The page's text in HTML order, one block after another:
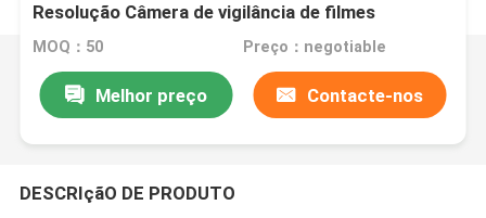
Resolução Câmera de vigilância de filmes
MOQ：50 Preço：negotiable
Melhor preço Contacte-nos
DESCRIçãO DE PRODUTO